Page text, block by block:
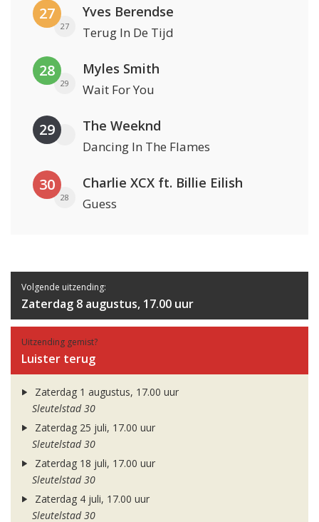
27
27
Yves Berendse
Terug In De Tijd
28
29
Myles Smith
Wait For You
29 The Weeknd
Dancing In The Flames
30
28
Charlie XCX ft. Billie Eilish
Guess
Volgende uitzending:
Zaterdag 8 augustus, 17.00 uur
Uitzending gemist?
Luister terug
Zaterdag 1 augustus, 17.00 uur
Sleutelstad 30
Zaterdag 25 juli, 17.00 uur
Sleutelstad 30
Zaterdag 18 juli, 17.00 uur
Sleutelstad 30
Zaterdag 4 juli, 17.00 uur
Sleutelstad 30